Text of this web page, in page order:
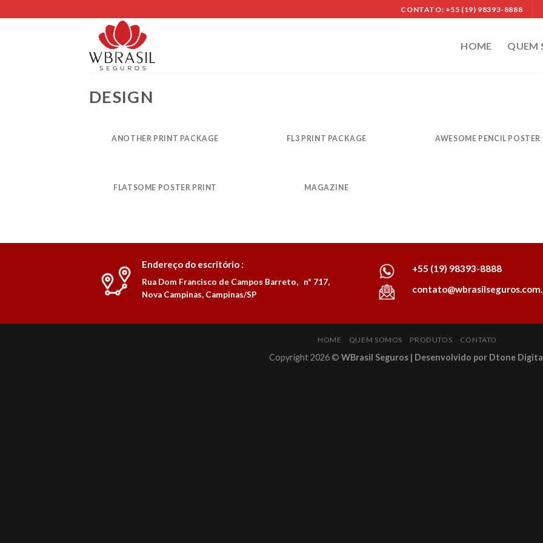
to
CONTATO: +55 (19) 98393-8888
HOME QUEM
DESIGN
ANOTHER PRINT PACKAGE FL3 PRINT PACKAGE AWESOME PENCIL POSTER
FLATSOME POSTER PRINT MAGAZINE
Endereço do escritório :
Rua Dom Francisco de Campos Barreto, nº 717,
Nova Campinas, Campinas/SP
+55 (19) 98393-8888
HOME QUEM SOMOS PRODUTOS CONTATO
Copyright 2026 © WBrasil Seguros | Desenvolvido por Dtone